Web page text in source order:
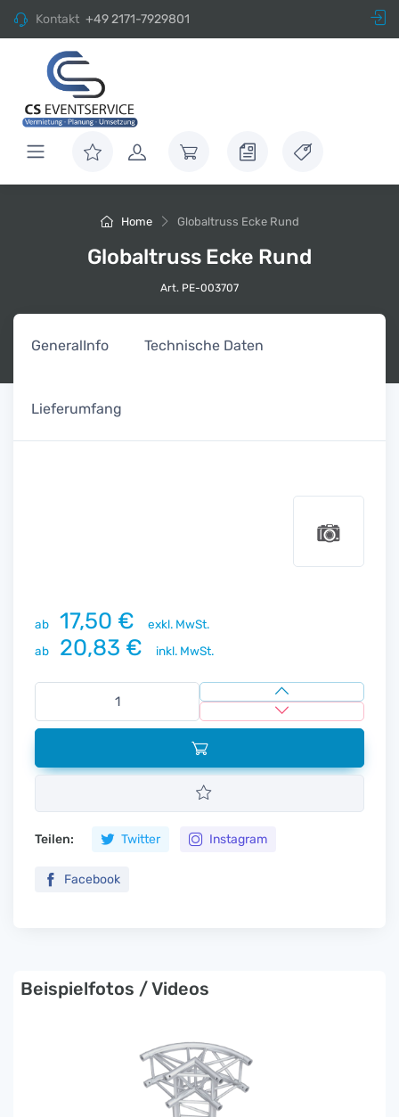
Kontakt +49 2171-7929801
Home Globaltruss Ecke Rund
Globaltruss Ecke Rund
Art. PE-003707
GeneralInfo Technische Daten
Lieferumfang
ab 17,50 €
exkl. MwSt.
ab
20,83 € inkl. MwSt.
Teilen: Twitter Instagram
Facebook
Beispielfotos / Videos